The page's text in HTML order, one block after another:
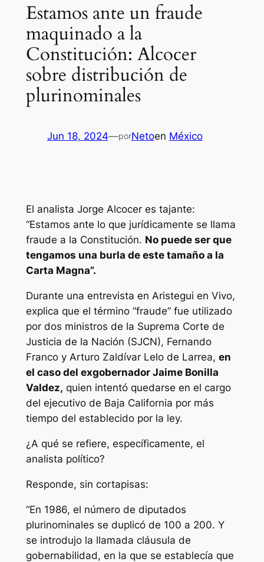
Estamos ante un fraude
maquinado a la
Constitución: Alcocer
sobre distribución de
plurinominales
Jun 18, 2024—porNetoen México
El analista Jorge Alcocer es tajante:
“Estamos ante lo que jurídicamente se llama
fraude a la Constitución. No puede ser que
tengamos una burla de este tamaño a la
Carta Magna”.
Durante una entrevista en Aristegui en Vivo,
explica que el término “fraude” fue utilizado
por dos ministros de la Suprema Corte de
Justicia de la Nación (SJCN), Fernando
Franco y Arturo Zaldívar Lelo de Larrea, en
el caso del exgobernador Jaime Bonilla
Valdez, quien intentó quedarse en el cargo
del ejecutivo de Baja California por más
tiempo del establecido por la ley.
¿A qué se refiere, específicamente, el
analista político?
Responde, sin cortapisas:
“En 1986, el número de diputados
plurinominales se duplicó de 100 a 200. Y
se introdujo la llamada cláusula de
gobernabilidad, en la que se establecía que